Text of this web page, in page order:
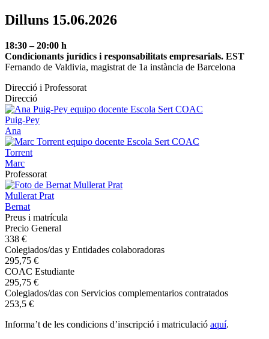
Dilluns 15.06.2026
18:30 – 20:00 h
Condicionants jurídics i responsabilitats empresarials. EST
Fernando de Valdivia, magistrat de 1a instància de Barcelona
Direcció i Professorat
Direcció
Puig-Pey
Ana
Torrent
Marc
Professorat
Mullerat Prat
Bernat
Preus i matrícula
Precio General
338 €
Colegiados/das y Entidades colaboradoras
295,75 €
COAC Estudiante
295,75 €
Colegiados/das con Servicios complementarios contratados
253,5 €
Informa’t de les condicions d’inscripció i matriculació aquí.